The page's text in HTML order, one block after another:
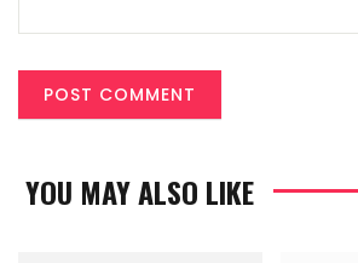
YOU MAY ALSO LIKE